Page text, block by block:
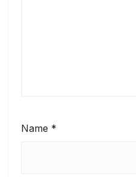
Name *